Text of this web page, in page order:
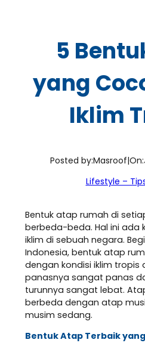
5
yang
Iklim
Posted by:Masroof|On:
Lifestyle –
Bentuk atap rumah di
berbeda-beda. Hal ini ada
iklim di sebuah negara.
Indonesia, bentuk atap
dengan kondisi iklim tropis
panasnya sangat panas
turunnya sangat lebat.
berbeda dengan atap
musim sedang.
Bentuk Atap Terbaik